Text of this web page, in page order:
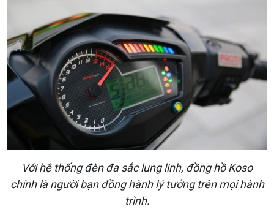
Với hệ thống đèn đa sắc lung linh, đồng hồ Koso
chính là người bạn đồng hành lý tưởng trên mọi hành
trình.